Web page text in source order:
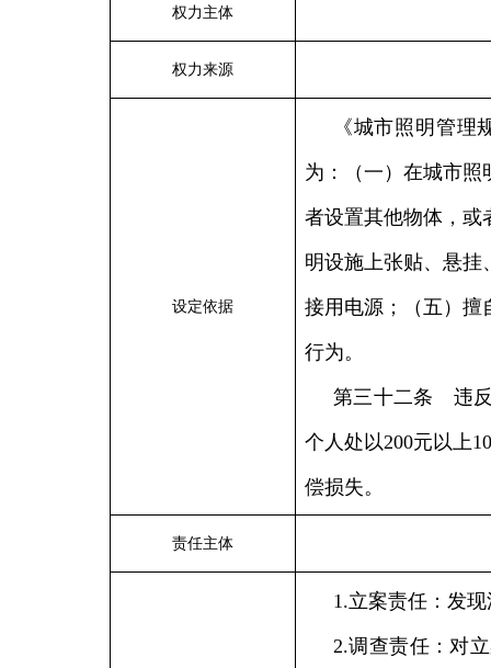
权力主体
权力来源
设定依据
《城市照明管
为：（一）在城市
者设置其他物体，或
明设施上张贴、悬
接用电源；（五）擅
行为。
第三十二条 违反
个人处以200元以上
偿损失。
责任主体
1.立案责任：发
2.调查责任：对